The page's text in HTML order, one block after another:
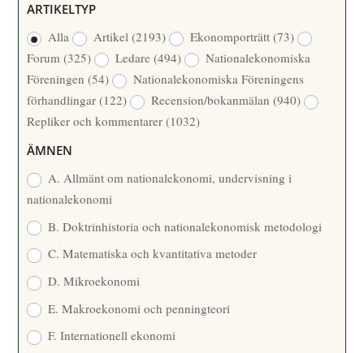
/
Å
R
R
F
A
T
T
A
R
ARTIKELTYP
Alla
Artikel(2193) Ekonomporträtt(73)
Forum(325) Ledare(494)
Nationalekonomiska
Föreningen(54)
Nationalekonomiska Föreningens
förhandlingar(122) Recension/bokanmälan(940)
Repliker och kommentarer(1032)
ÄMNEN
A. Allmänt om nationalekonomi, undervisning i
nationalekonomi
B. Doktrinhistoria och nationalekonomisk metodologi
C. Matematiska och kvantitativa metoder
D. Mikroekonomi
E. Makroekonomi och penningteori
F. Internationell ekonomi